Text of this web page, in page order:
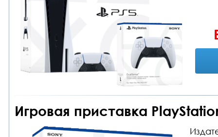
Игровая приставка